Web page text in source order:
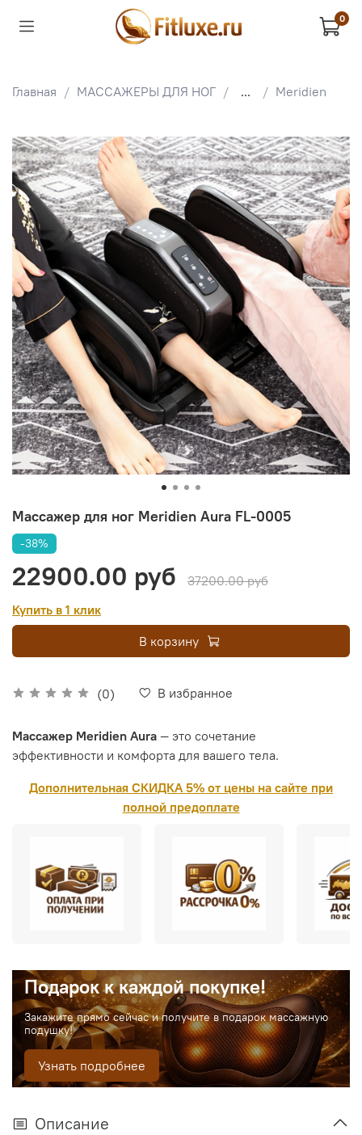
0
Главная МАССАЖЕРЫ ДЛЯ НОГ ... Meridien
Массажер для ног Meridien Aura FL-0005
(0) В избранное
-38%
22900.00 руб
37200.00 руб
Купить в 1 клик
В корзину
Массажер Meridien Aura — это сочетание
эффективности и комфорта для вашего тела.
Дополнительная СКИДКА 5% от цены на сайте при
полной предоплате
Подарок к каждой покупке!
Закажите прямо сейчас и получите в подарок массажную
подушку!
Узнать подробнее
Описание